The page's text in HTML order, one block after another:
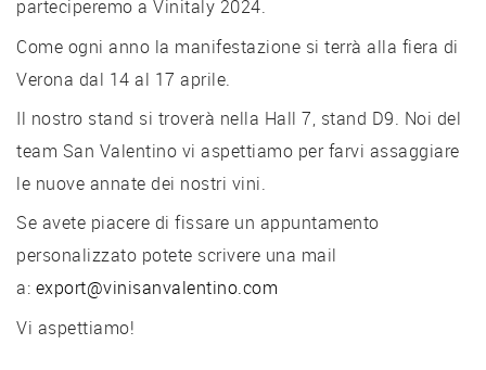
parteciperemo a Vinitaly 2024.
Come ogni anno la manifestazione si terrà alla fiera di
Verona dal 14 al 17 aprile.
Il nostro stand si troverà nella Hall 7, stand D9. Noi del
team San Valentino vi aspettiamo per farvi assaggiare
le nuove annate dei nostri vini.
Se avete piacere di fissare un appuntamento
personalizzato potete scrivere una mail
a: export@vinisanvalentino.com
Vi aspettiamo!